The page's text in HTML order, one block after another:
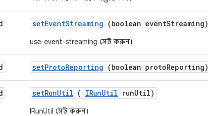
setEventStreaming (boolean eventStreaming)
use-event-streaming সেট করুন।
setProtoReporting (boolean protoReporting)
setRunUtil ( IRunUtil runUtil)
IRunUtil সেট করুন।